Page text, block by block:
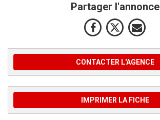
Partager l'annonce
CONTACTER L'AGENCE
IMPRIMER LA FICHE